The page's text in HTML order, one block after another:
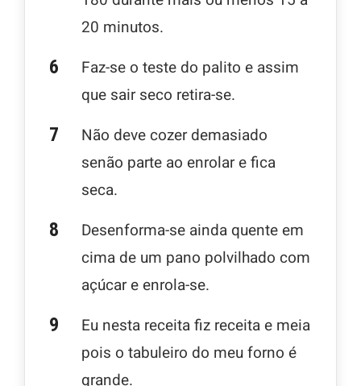
20 minutos.
Faz-se o teste do palito e assim
que sair seco retira-se.
Não deve cozer demasiado
senão parte ao enrolar e fica
seca.
Desenforma-se ainda quente em
cima de um pano polvilhado com
açúcar e enrola-se.
Eu nesta receita fiz receita e meia
pois o tabuleiro do meu forno é
grande.